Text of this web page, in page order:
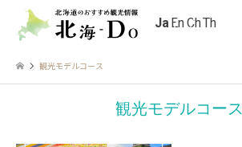
観光モデルコース
観光モデルコース